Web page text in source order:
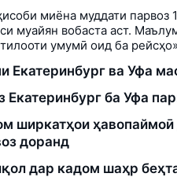
миёна муддати парвоз
муайян вобаста аст.
умумӣ оид ба
Екатеринбург ва Уфа
Екатеринбург ба Уфа
ширкатҳои
доранд
дар кадом шаҳр